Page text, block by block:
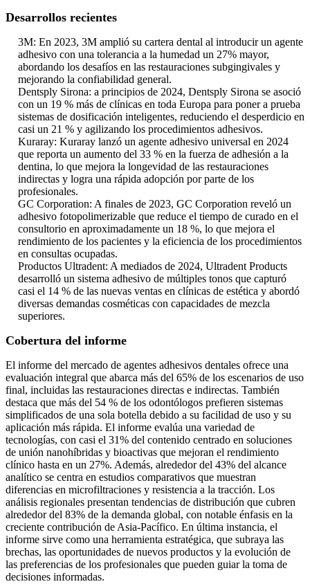
Desarrollos recientes
3M: En 2023, 3M amplió su cartera dental al introducir un agente
adhesivo con una tolerancia a la humedad un 27% mayor,
abordando los desafíos en las restauraciones subgingivales y
mejorando la confiabilidad general.
Dentsply Sirona: a principios de 2024, Dentsply Sirona se asoció
con un 19 % más de clínicas en toda Europa para poner a prueba
sistemas de dosificación inteligentes, reduciendo el desperdicio en
casi un 21 % y agilizando los procedimientos adhesivos.
Kuraray: Kuraray lanzó un agente adhesivo universal en 2024
que reporta un aumento del 33 % en la fuerza de adhesión a la
dentina, lo que mejora la longevidad de las restauraciones
indirectas y logra una rápida adopción por parte de los
profesionales.
GC Corporation: A finales de 2023, GC Corporation reveló un
adhesivo fotopolimerizable que reduce el tiempo de curado en el
consultorio en aproximadamente un 18 %, lo que mejora el
rendimiento de los pacientes y la eficiencia de los procedimientos
en consultas ocupadas.
Productos Ultradent: A mediados de 2024, Ultradent Products
desarrolló un sistema adhesivo de múltiples tonos que capturó
casi el 14 % de las nuevas ventas en clínicas de estética y abordó
diversas demandas cosméticas con capacidades de mezcla
superiores.
Cobertura del informe
El informe del mercado de agentes adhesivos dentales ofrece una
evaluación integral que abarca más del 65% de los escenarios de uso
final, incluidas las restauraciones directas e indirectas. También
destaca que más del 54 % de los odontólogos prefieren sistemas
simplificados de una sola botella debido a su facilidad de uso y su
aplicación más rápida. El informe evalúa una variedad de
tecnologías, con casi el 31% del contenido centrado en soluciones
de unión nanohíbridas y bioactivas que mejoran el rendimiento
clínico hasta en un 27%. Además, alrededor del 43% del alcance
analítico se centra en estudios comparativos que muestran
diferencias en microfiltraciones y resistencia a la tracción. Los
análisis regionales presentan tendencias de distribución que cubren
alrededor del 83% de la demanda global, con notable énfasis en la
creciente contribución de Asia-Pacífico. En última instancia, el
informe sirve como una herramienta estratégica, que subraya las
brechas, las oportunidades de nuevos productos y la evolución de
las preferencias de los profesionales que pueden guiar la toma de
decisiones informadas.